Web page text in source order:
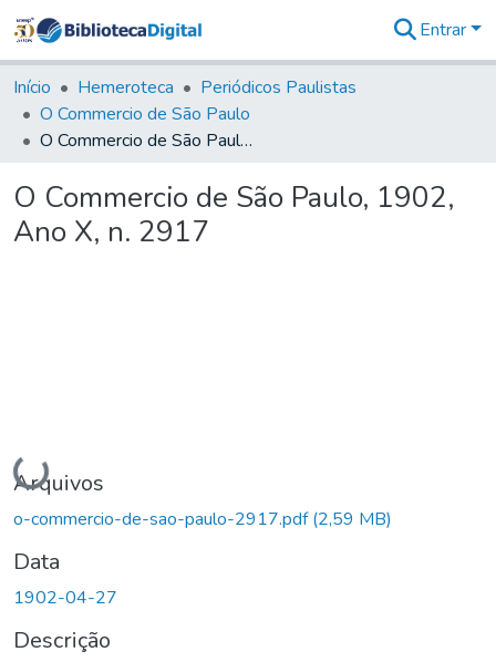
&
Coleções
Tudo na
Biblioteca
Estatísticas
Entrar
Início Hemeroteca
Periódicos Paulistas
O Commercio de São Paulo
O Commercio de São Paulo, 1902, Ano X, n. 2917
O Commercio de São Paulo, 1902,
Ano X, n. 2917
Carregando...
Arquivos
o-commercio-de-sao-paulo-2917.pdf(2,59 MB)
Data
1902-04-27
Descrição